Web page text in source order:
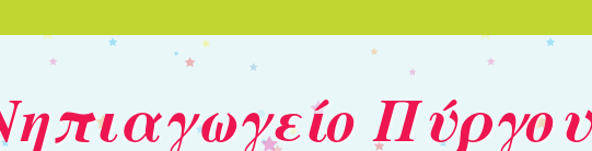
Πύργου